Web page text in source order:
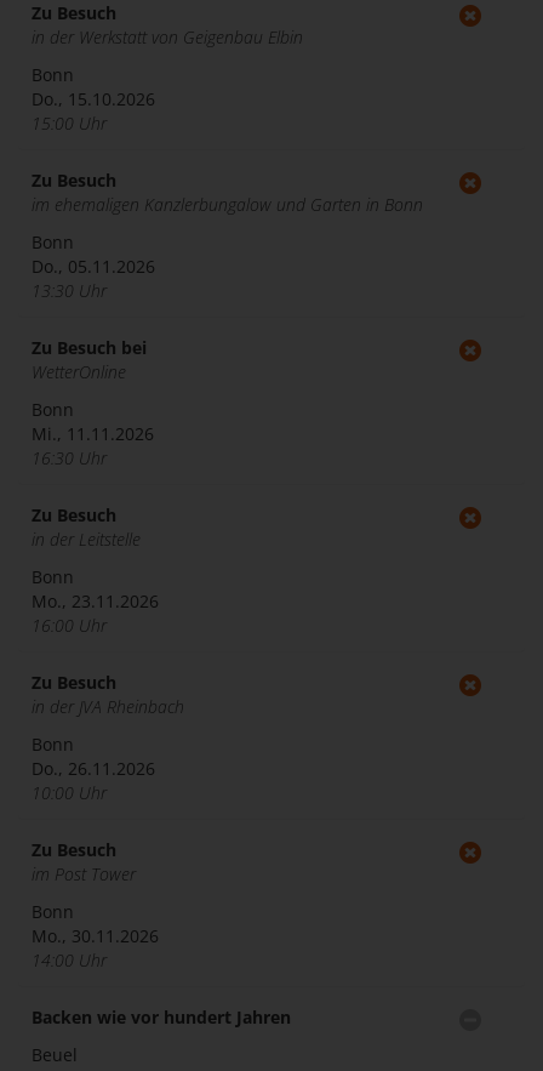
Zu Besuch
in der Werkstatt von Geigenbau Elbin
Bonn
Do., 15.10.2026
15:00 Uhr
Zu Besuch
im ehemaligen Kanzlerbungalow und Garten in Bonn
Bonn
Do., 05.11.2026
13:30 Uhr
Zu Besuch bei
WetterOnline
Bonn
Mi., 11.11.2026
16:30 Uhr
Zu Besuch
in der Leitstelle
Bonn
Mo., 23.11.2026
16:00 Uhr
Zu Besuch
in der JVA Rheinbach
Bonn
Do., 26.11.2026
10:00 Uhr
Zu Besuch
im Post Tower
Bonn
Mo., 30.11.2026
14:00 Uhr
Backen wie vor hundert Jahren
Beuel